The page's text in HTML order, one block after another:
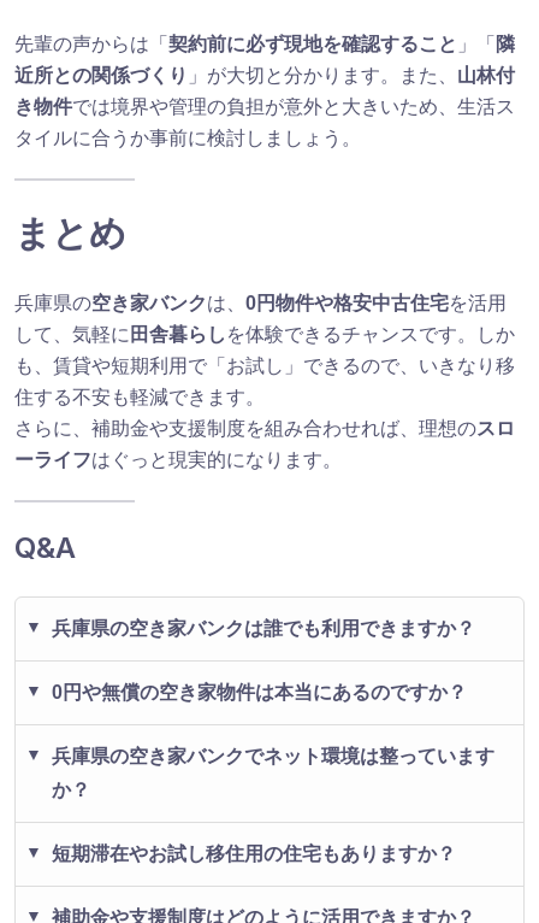
先輩の声からは「 契約前に必ず現地を確認すること 」「 隣
近所との関係づくり 」が大切と分かります。また、 山林付
き物件では境界や管理の負担が意外と大きいため、生活ス
タイルに合うか事前に検討しましょう。
まとめ
兵庫県の空き家バンクは、 0円物件や格安中古住宅を活用
して、気軽に 田舎暮らし を体験できるチャンスです。しか
も、賃貸や短期利用で「お試し」できるので、いきなり移
住する不安も軽減できます。
さらに、補助金や支援制度を組み合わせれば、理想のスロ
ーライフはぐっと現実的になります。
Q&A
兵庫県の空き家バンクは誰でも利用できますか？
0円や無償の空き家物件は本当にあるのですか？
兵庫県の空き家バンクでネット環境は整っています
か？
短期滞在やお試し移住用の住宅もありますか？
補助金や支援制度はどのように活用できますか？